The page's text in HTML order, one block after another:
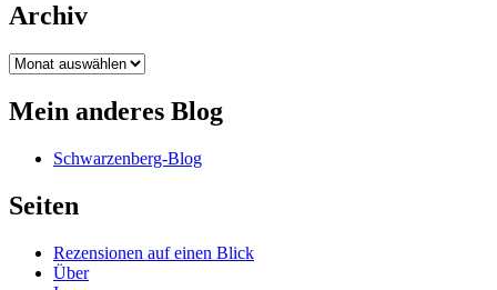
Archiv
Archiv
Mein anderes Blog
Schwarzenberg-Blog
Seiten
Rezensionen auf einen Blick
Über